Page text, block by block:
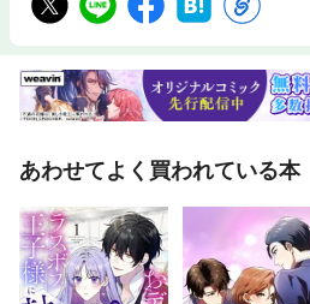
あわせてよく買われている本